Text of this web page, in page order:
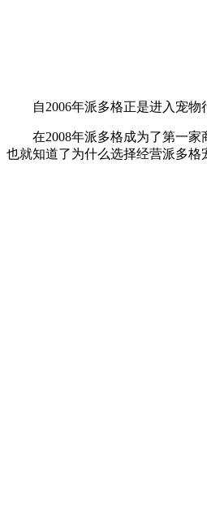
自2006年派多格正是进入宠
在2008年派多格成为了第一
也就知道了为什么选择经营派多格